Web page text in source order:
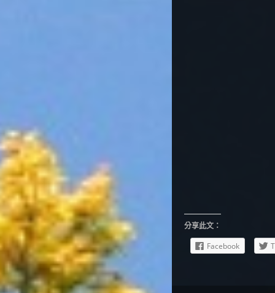
分享此文：
Facebook